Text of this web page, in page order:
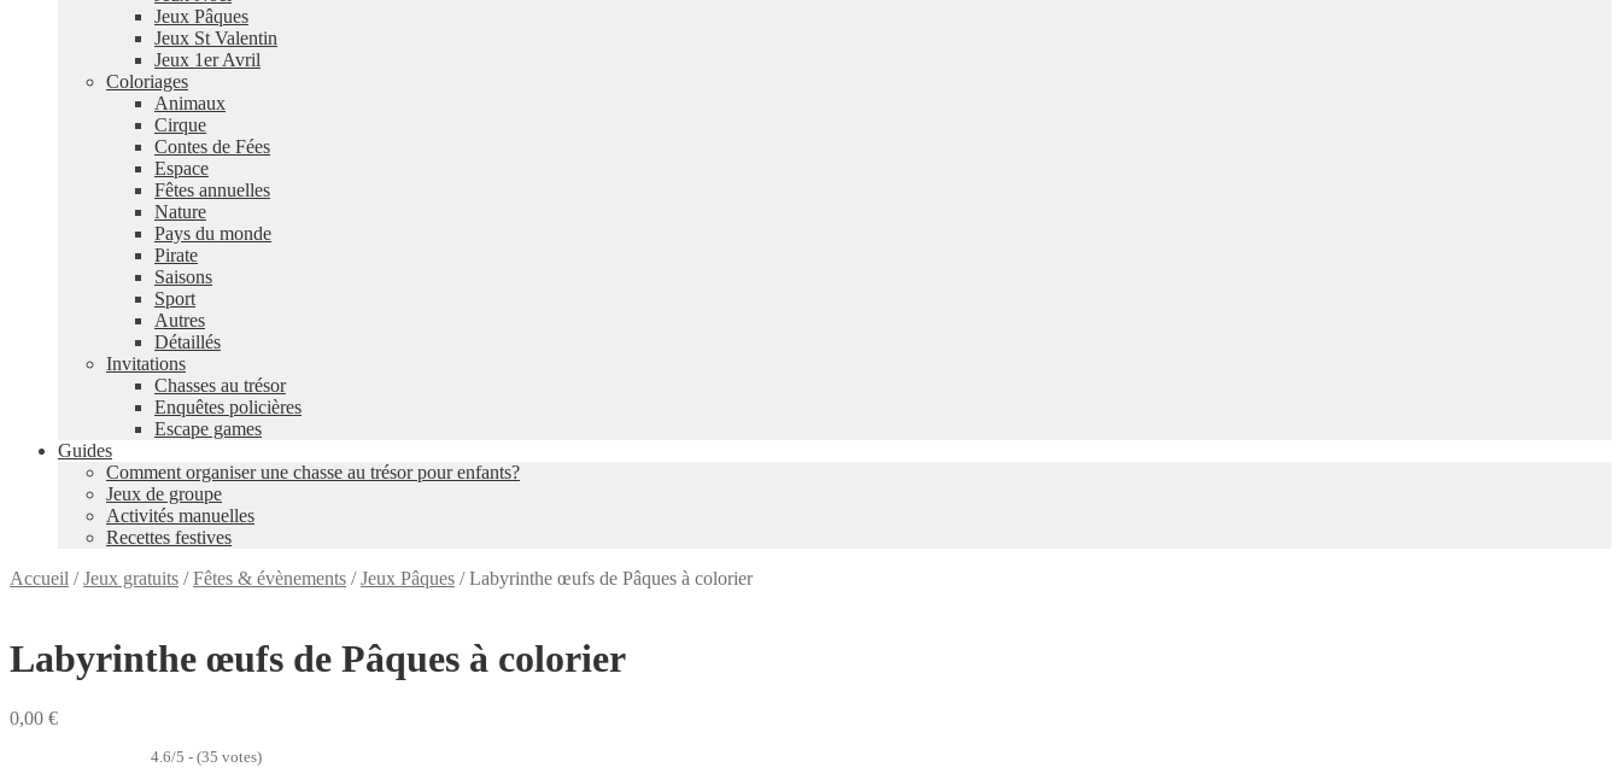
Jeux Pâques
Jeux St Valentin
Jeux 1er Avril
Coloriages
Animaux
Cirque
Contes de Fées
Espace
Fêtes annuelles
Nature
Pays du monde
Pirate
Saisons
Sport
Autres
Détaillés
Invitations
Chasses au trésor
Enquêtes policières
Escape games
Guides
Comment organiser une chasse au trésor pour enfants?
Jeux de groupe
Activités manuelles
Recettes festives
Accueil /Jeux gratuits /Fêtes & évènements /Jeux Pâques /Labyrinthe œufs de Pâques à colorier
Labyrinthe œufs de Pâques à colorier
0,00 €
4.6/5 - (35 votes)